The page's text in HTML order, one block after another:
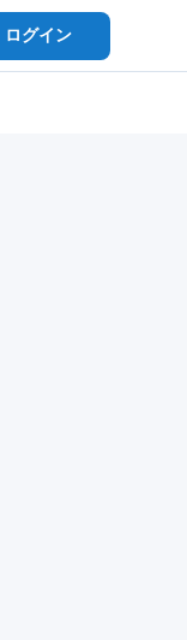
ログイン